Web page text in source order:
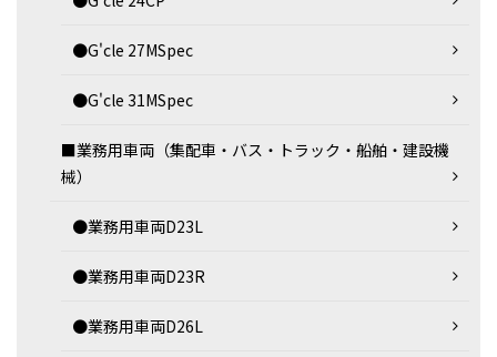
●G'cle 27MSpec
●G'cle 31MSpec
■業務用車両（集配車・バス・トラック・船舶・建設機
械）
●業務用車両D23L
●業務用車両D23R
●業務用車両D26L